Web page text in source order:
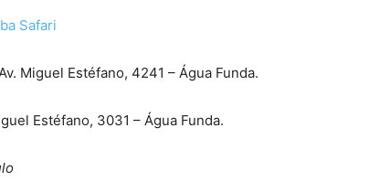
Safari
Miguel Estéfano, 4241 – Água Funda.
Estéfano, 3031 – Água Funda.